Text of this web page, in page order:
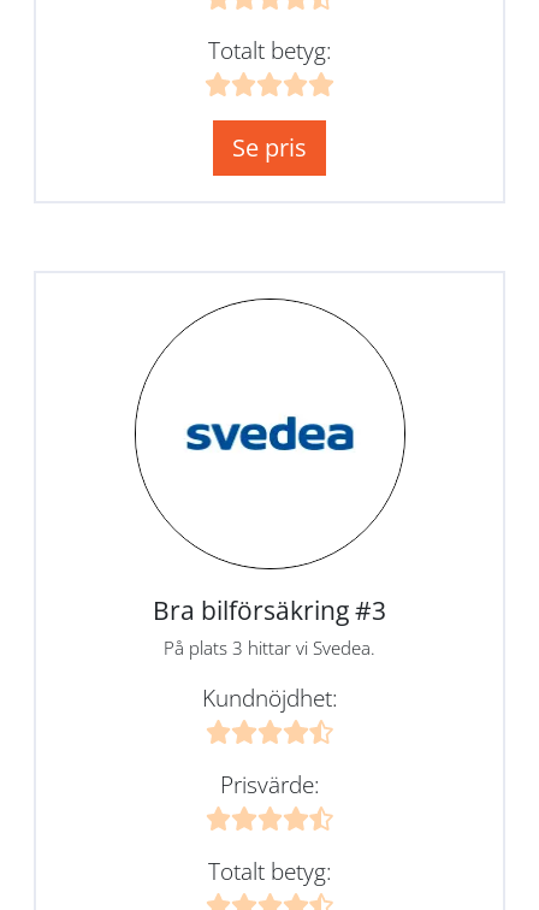
Totalt betyg:
Se pris
Bra bilförsäkring #3
På plats 3 hittar vi Svedea.
Kundnöjdhet:
Prisvärde:
Totalt betyg: